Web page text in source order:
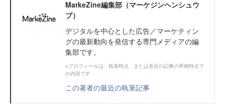
MarkeZine編集部（マーケジンヘンシュウ
ブ）
デジタルを中心とした広告／マーケティン
グの最新動向を発信する専門メディアの編
集部です。
※プロフィールは、執筆時点、または直近の記事の寄稿時点で
の内容です
この著者の最近の執筆記事